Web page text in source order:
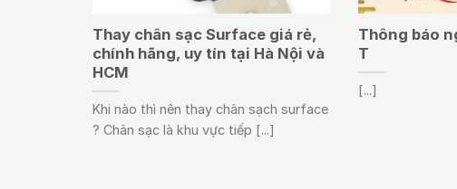
Thay chân sạc Surface giá rẻ,
chính hãng, uy tín tại Hà Nội và
HCM
Khi nào thì nên thay chân sạch surface
? Chân sạc là khu vực tiếp [...]
Thông báo
T
[...]